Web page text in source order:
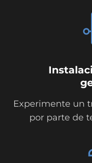
Experimente un
por parte de